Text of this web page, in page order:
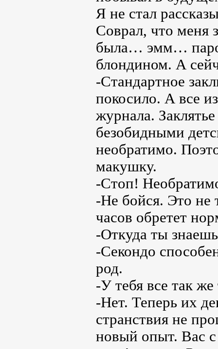
Я не стал
Соврал, что меня
была… эмм…
блондином. А
-Стандартное
покосило. А все
журнала.
безобидными
необратимо.
макушку.
-Стоп!
-Не бойся. Это не
часов обретет
-Откуда ты
-Секондо
род.
-У тебя все так
-Нет. Теперь их
странствия не
новый опыт. Вас с